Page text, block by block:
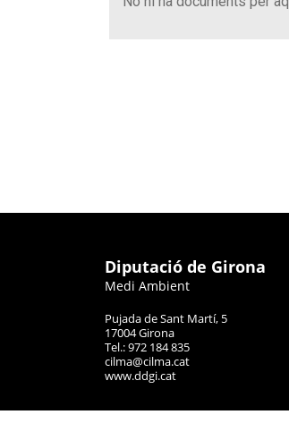
Diputació de Girona
Medi Ambient
Pujada de Sant Martí, 5
17004 Girona
Tel.: 972 184 835
cilma@cilma.cat
www.ddgi.cat